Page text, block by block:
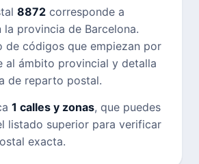
8872 corresponde a
la provincia de Barcelona.
de códigos que empiezan por
al ámbito provincial y detalla
de reparto postal.
1 calles y zonas, que puedes
listado superior para verificar
exacta.